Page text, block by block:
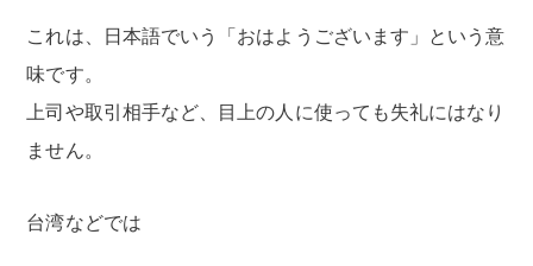
これは、日本語でいう「おはようございます」という意
味です。
上司や取引相手など、目上の人に使っても失礼にはなり
ません。
台湾などでは